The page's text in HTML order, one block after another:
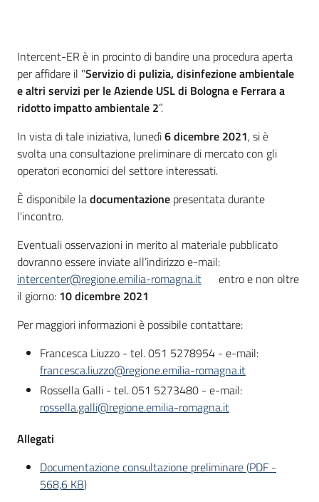
Cos'è
Intercent-ER è in procinto di bandire una procedura aperta
per affidare il "Servizio di pulizia, disinfezione ambientale
e altri servizi per le Aziende USL di Bologna e Ferrara a
ridotto impatto ambientale 2”.
In vista di tale iniziativa, lunedì6 dicembre 2021, si è
svolta una consultazione preliminare di mercato con gli
operatori economici del settore interessati.
È disponibile ladocumentazione presentata durante
l'incontro.
Eventuali osservazioni in merito al materiale pubblicato
dovranno essere inviate all’indirizzo e-mail:
intercenter@regione.emilia-romagna.it
entro e non oltre
il giorno: 10 dicembre 2021
Per maggiori informazioni è possibile contattare:
Francesca Liuzzo - tel. 051 5278954 - e-mail:
francesca.liuzzo@regione.emilia-romagna.it
Rossella Galli - tel. 051 5273480 - e-mail:
rossella.galli@regione.emilia-romagna.it
Allegati
Documentazione consultazione preliminare(PDF -
568,6 KB)